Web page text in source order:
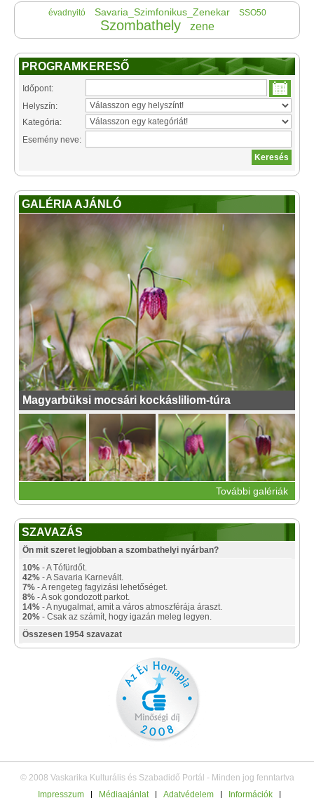
évadnyitó Savaria_Szimfonikus_Zenekar SSO50
Szombathely zene
PROGRAMKERESŐ
Időpont:
Helyszín:
Kategória:
Esemény neve:
GALÉRIA AJÁNLÓ
Magyarbüksi mocsári kockásliliom-túra
További galériák
SZAVAZÁS
Ön mit szeret legjobban a szombathelyi nyárban?
10% - A Tófürdőt.
42% - A Savaria Karnevált.
7% - A rengeteg fagyizási lehetőséget.
8% - A sok gondozott parkot.
14% - A nyugalmat, amit a város atmoszférája áraszt.
20% - Csak az számít, hogy igazán meleg legyen.
Összesen 1954 szavazat
© 2008 Vaskarika Kulturális és Szabadidő Portál - Minden jog fenntartva
Impresszum
Médiaajánlat Adatvédelem Információk